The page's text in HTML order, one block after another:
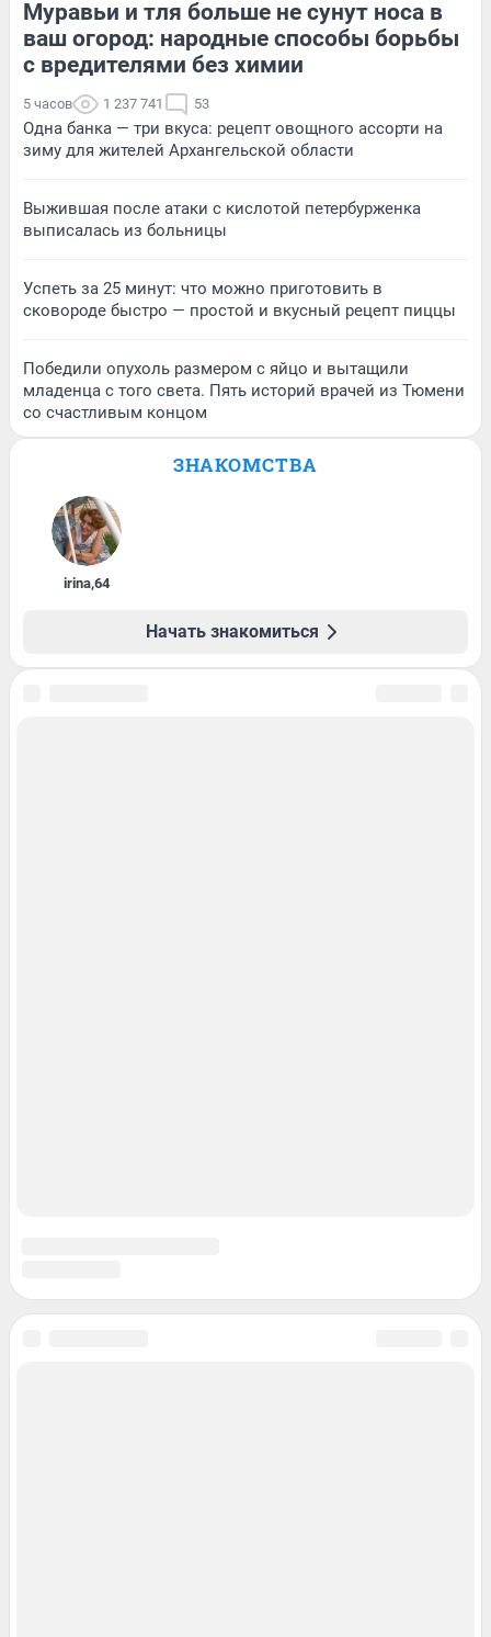
Муравьи и тля больше не сунут носа в
ваш огород: народные способы борьбы
с вредителями без химии
5 часов 1 237 741 53
Одна банка — три вкуса: рецепт овощного ассорти на
зиму для жителей Архангельской области
Выжившая после атаки с кислотой петербурженка
выписалась из больницы
Успеть за 25 минут: что можно приготовить в
сковороде быстро — простой и вкусный рецепт пиццы
Победили опухоль размером с яйцо и вытащили
младенца с того света. Пять историй врачей из Тюмени
со счастливым концом
ЗНАКОМСТВА
irina,64
Начать знакомиться